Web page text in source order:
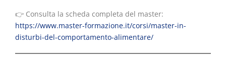
👉 Consulta la scheda completa del master:
https://www.master-formazione.it/corsi/master-in-
disturbi-del-comportamento-alimentare/